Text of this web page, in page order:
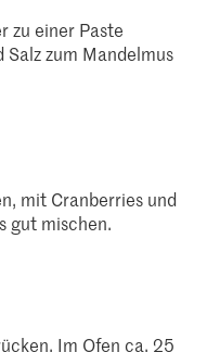
zu einer Paste
zum Mandelmus
mit Cranberries und
gut mischen.
Im Ofen ca. 25